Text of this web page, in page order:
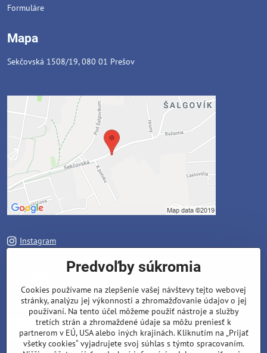
Formuláre
Mapa
Sekčovská 1508/19, 080 01 Prešov
Instagram
Váš telefón*
Predvoľby súkromia
Cookies používame na zlepšenie vašej návštevy tejto webovej
stránky, analýzu jej výkonnosti a zhromažďovanie údajov o jej
používaní. Na tento účel môžeme použiť nástroje a služby
tretích strán a zhromaždené údaje sa môžu preniesť k
partnerom v EÚ, USA alebo iných krajinách. Kliknutím na „Prijať
všetky cookies“ vyjadrujete svoj súhlas s týmto spracovaním.